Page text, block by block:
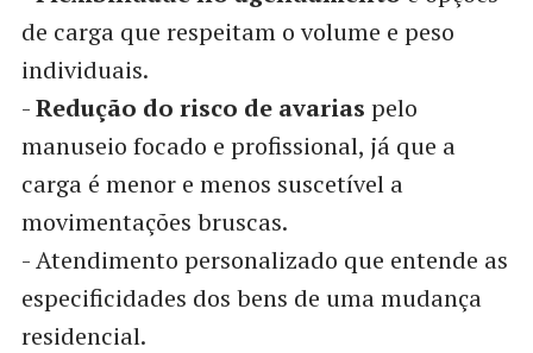
de carga que respeitam o volume e peso
individuais.
-Redução do risco de avarias pelo
manuseio focado e profissional, já que a
carga é menor e menos suscetível a
movimentações bruscas.
- Atendimento personalizado que entende as
especificidades dos bens de uma mudança
residencial.